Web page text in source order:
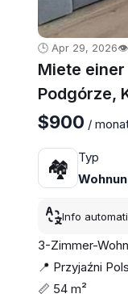
🕒 Apr 29, 2026👁️
Miete
Podgórze,
$900 /
🏘
Typ
Info
3-Zimmer-
📍 Przyjaźni
📏 54 m²